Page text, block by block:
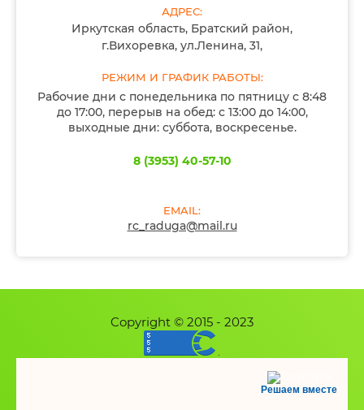
АДРЕС:
Иркутская область, Братский район,
г.Вихоревка, ул.Ленина, 31,
РЕЖИМ И ГРАФИК РАБОТЫ:
Рабочие дни с понедельника по пятницу с 8:48
до 17:00, перерыв на обед: с 13:00 до 14:00,
выходные дни: суббота, воскресенье.
8 (3953) 40-57-10
EMAIL:
rc_raduga@mail.ru
Copyright © 2015 - 2023
Решаем вместе